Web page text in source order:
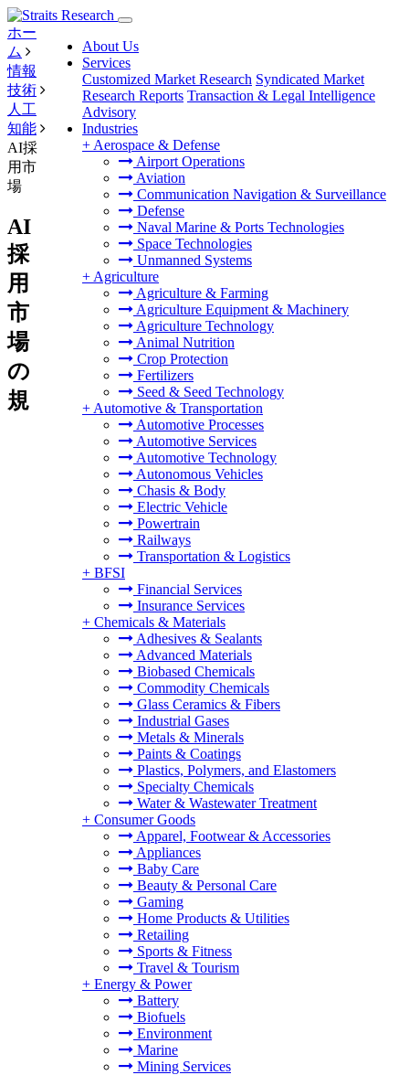
About Us
Services
Customized Market Research Syndicated Market
Research Reports Transaction & Legal Intelligence
Advisory
Industries
+ Aerospace & Defense
Airport Operations
Aviation
Communication Navigation & Surveillance
Defense
Naval Marine & Ports Technologies
Space Technologies
Unmanned Systems
+ Agriculture
Agriculture & Farming
Agriculture Equipment & Machinery
Agriculture Technology
Animal Nutrition
Crop Protection
Fertilizers
Seed & Seed Technology
+ Automotive & Transportation
Automotive Processes
Automotive Services
Automotive Technology
Autonomous Vehicles
Chasis & Body
Electric Vehicle
Powertrain
Railways
Transportation & Logistics
+ BFSI
Financial Services
Insurance Services
+ Chemicals & Materials
Adhesives & Sealants
Advanced Materials
Biobased Chemicals
Commodity Chemicals
Glass Ceramics & Fibers
Industrial Gases
Metals & Minerals
Paints & Coatings
Plastics, Polymers, and Elastomers
Specialty Chemicals
Water & Wastewater Treatment
+ Consumer Goods
Apparel, Footwear & Accessories
Appliances
Baby Care
Beauty & Personal Care
Gaming
Home Products & Utilities
Retailing
Sports & Fitness
Travel & Tourism
+ Energy & Power
Battery
Biofuels
Environment
Marine
Mining Services
ホー
ム
情報
技術
人工
知能
AI採
用市
場
AI
採
用
市
場
の
規